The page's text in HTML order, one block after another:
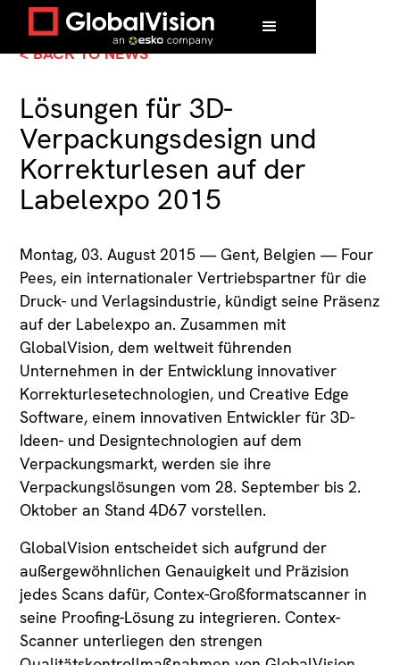
< BACK TO NEWS
Lösungen für 3D-
Verpackungsdesign und
Korrekturlesen auf der
Labelexpo 2015
Montag, 03. August 2015 — Gent, Belgien — Four
Pees, ein internationaler Vertriebspartner für die
Druck- und Verlagsindustrie, kündigt seine Präsenz
auf der Labelexpo an. Zusammen mit
GlobalVision, dem weltweit führenden
Unternehmen in der Entwicklung innovativer
Korrekturlesetechnologien, und Creative Edge
Software, einem innovativen Entwickler für 3D-
Ideen- und Designtechnologien auf dem
Verpackungsmarkt, werden sie ihre
Verpackungslösungen vom 28. September bis 2.
Oktober an Stand 4D67 vorstellen.
GlobalVision entscheidet sich aufgrund der
außergewöhnlichen Genauigkeit und Präzision
jedes Scans dafür, Contex-Großformatscanner in
seine Proofing-Lösung zu integrieren. Contex-
Scanner unterliegen den strengen